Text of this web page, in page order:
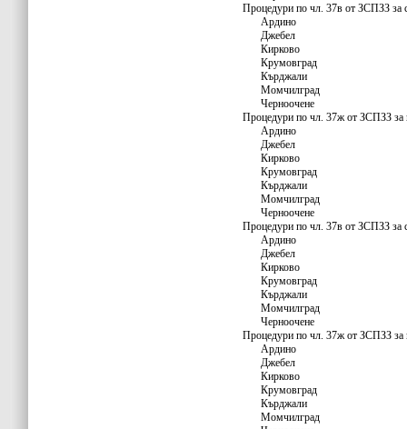
Процедури по чл. 37в от ЗСПЗЗ за
Ардино
Джебел
Кирково
Крумовград
Кърджали
Момчилград
Черноочене
Процедури по чл. 37ж от ЗСПЗЗ за
Ардино
Джебел
Кирково
Крумовград
Кърджали
Момчилград
Черноочене
Процедури по чл. 37в от ЗСПЗЗ за
Ардино
Джебел
Кирково
Крумовград
Кърджали
Момчилград
Черноочене
Процедури по чл. 37ж от ЗСПЗЗ за
Ардино
Джебел
Кирково
Крумовград
Кърджали
Момчилград